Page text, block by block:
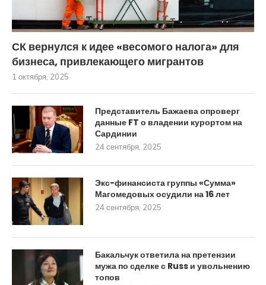
СК вернулся к идее «весомого налога» для
бизнеса, привлекающего мигрантов
1 октября, 2025
Представитель Бажаева опроверг
данные FT о владении курортом на
Сардинии
24 сентября, 2025
Экс-финансиста группы «Сумма»
Магомедовых осудили на 16 лет
24 сентября, 2025
Бакальчук ответила на претензии
мужа по сделке с Russ и увольнению
топов